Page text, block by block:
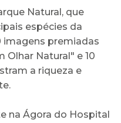
Natural, que
espécies da
imagens premiadas
Olhar Natural" e 10
a riqueza e
na Ágora do Hospital